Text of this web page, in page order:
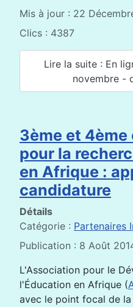
Mis à jour : 22
Clics : 4387
Lire la suite : En
novembre -
3ème et
pour la
en Afrique :
candidature
Détails
Catégorie : Partenaires
Publication : 8 Août
L'Association pour le
l'Éducation en Afrique (
avec le point focal de